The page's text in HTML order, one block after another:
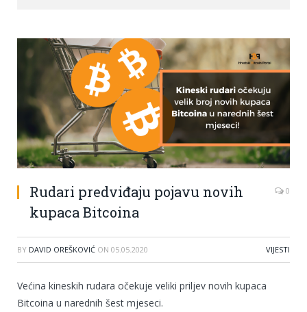
Rudari predviđaju pojavu novih
kupaca Bitcoina
0
BY DAVID OREŠKOVIĆ ON 05.05.2020 VIJESTI
Većina kineskih rudara očekuje veliki priljev novih kupaca
Bitcoina u narednih šest mjeseci.